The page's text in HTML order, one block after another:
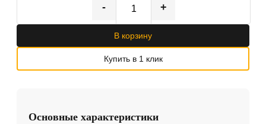
- +
В корзину
Купить в 1 клик
Основные характеристики